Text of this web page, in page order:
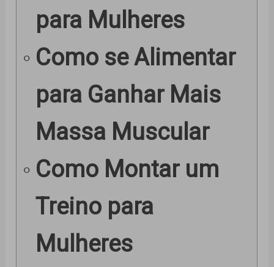
para Mulheres
Como se Alimentar
para Ganhar Mais
Massa Muscular
Como Montar um
Treino para
Mulheres